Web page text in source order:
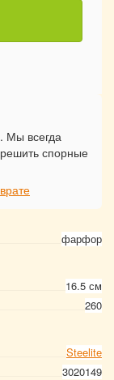
фарфор
16.5 см
260
Steelite
3020149
Мы всегда
спорные